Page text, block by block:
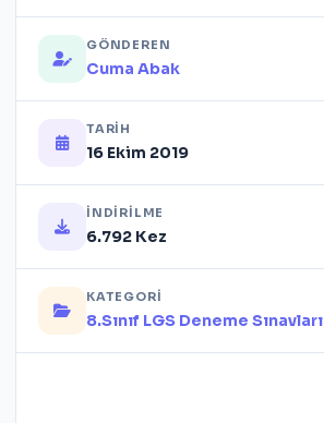
GÖNDEREN
Cuma Abak
TARIH
16 Ekim 2019
İNDIRILME
6.792 Kez
KATEGORI
8.Sınıf LGS Deneme Sınavları